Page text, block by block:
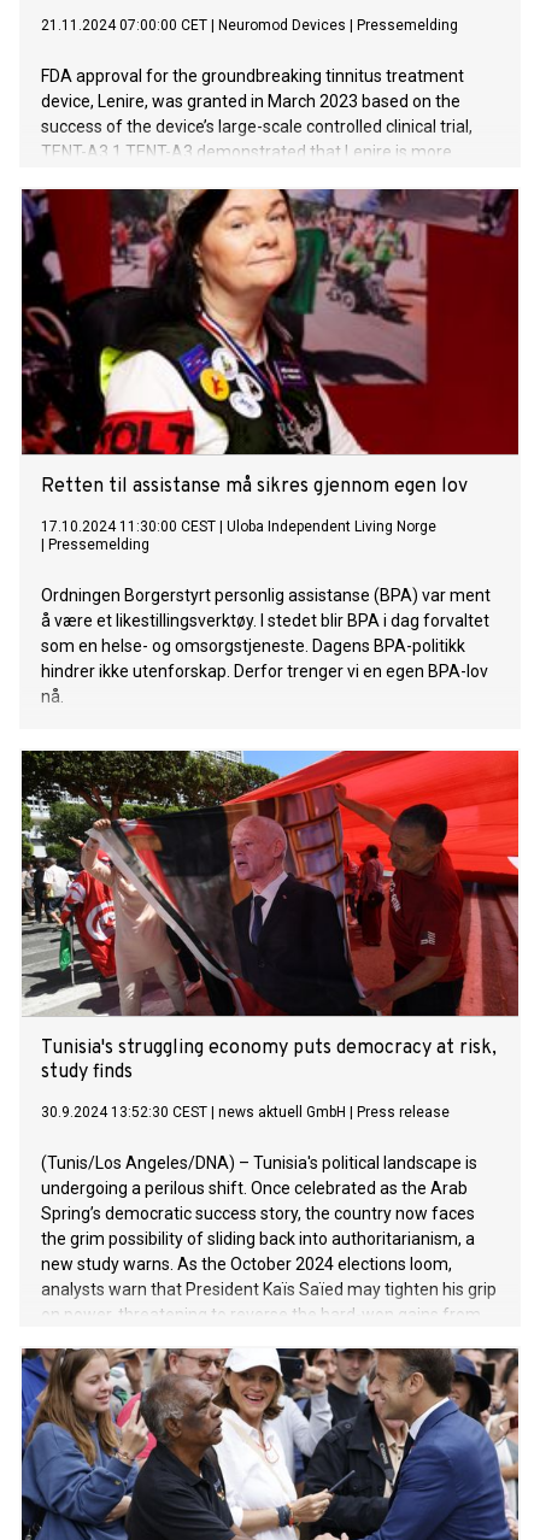
21.11.2024 07:00:00 CET Neuromod Devices Pressemelding
FDA approval for the groundbreaking tinnitus treatment
device, Lenire, was granted in March 2023 based on the
success of the device’s large-scale controlled clinical trial,
TENT-A3.1 TENT-A3 demonstrated that Lenire is more
sound therapy alone, which was the trial’s control. Clinical
trial results consistent with retrospective analysis of 220
American tinnitus patients who treated their tinnitus with
Lenire. 88.6% of participants stated they would recommend
Lenire to treat tinnitus.1 Lenire tinnitus treatment device is
available at Hør Norge
Retten til assistanse må sikres gjennom egen lov
17.10.2024 11:30:00 CEST
Uloba Independent Living Norge
Pressemelding
Ordningen Borgerstyrt personlig assistanse (BPA) var ment
å være et likestillingsverktøy. I stedet blir BPA i dag forvaltet
som en helse- og omsorgstjeneste. Dagens BPA-politikk
hindrer ikke utenforskap. Derfor trenger vi en egen BPA-lov
nå.
Tunisia's struggling economy puts democracy at risk,
study finds
30.9.2024 13:52:30 CEST news aktuell GmbH Press release
(Tunis/Los Angeles/DNA) – Tunisia's political landscape is
undergoing a perilous shift. Once celebrated as the Arab
Spring’s democratic success story, the country now faces
the grim possibility of sliding back into authoritarianism, a
new study warns. As the October 2024 elections loom,
analysts warn that President Kaïs Saïed may tighten his grip
on power, threatening to reverse the hard-won gains from
this moment? And why has economic stagnation stifled its
democratic aspirations? Researchers behind a
new Berggruen Governance Index (BGI) report analyze what
happened and what may happen next. In late 2010, mass
protests erupted in Tunisia, setting the stage for the
Jasmine Revolution. This movement, ignited by public
outcry against the autocratic rule of Zine El Abidine Ben Ali,